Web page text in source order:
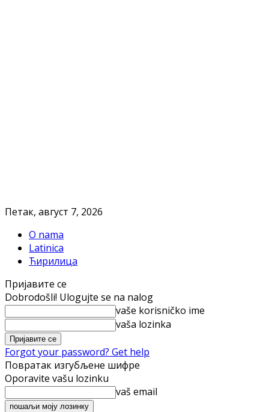
Петак, август 7, 2026
O nama
Latinica
Ћирилица
Пријавите се
Dobrodošli! Ulogujte se na nalog
vaše korisničko ime
vaša lozinka
Forgot your password? Get help
Повратак изгубљене шифре
Oporavite vašu lozinku
vaš email